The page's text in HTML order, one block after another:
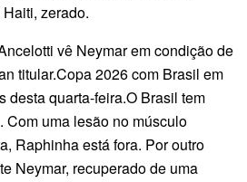
zerado.
vê Neymar em condição de
titular.Copa 2026 com Brasil em
desta quarta-feira.O Brasil tem
Com uma lesão no músculo
Raphinha está fora. Por outro
Neymar, recuperado de uma